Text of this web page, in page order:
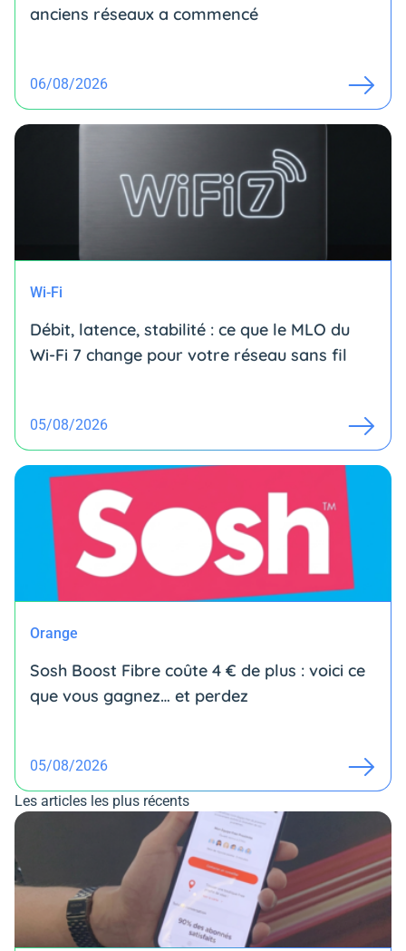
anciens réseaux a commencé
06/08/2026
Wi-Fi
Débit, latence, stabilité : ce que le MLO du
Wi-Fi 7 change pour votre réseau sans fil
05/08/2026
Orange
Sosh Boost Fibre coûte 4 € de plus : voici ce
que vous gagnez… et perdez
05/08/2026
Les articles les plus récents